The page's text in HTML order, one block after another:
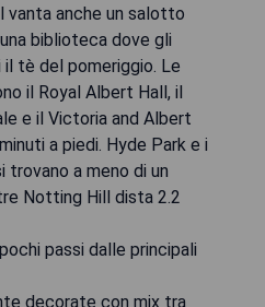
vanta anche un salotto
biblioteca dove gli
tè del pomeriggio. Le
il Royal Albert Hall, il
e il Victoria and Albert
a piedi. Hyde Park e i
trovano a meno di un
Notting Hill dista 2.2
passi dalle principali
decorate con mix tra